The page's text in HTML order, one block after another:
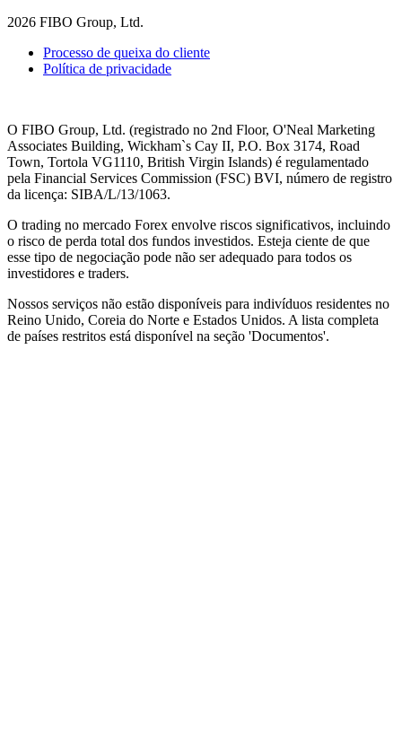
2026 FIBO Group, Ltd.
Processo de queixa do cliente
Política de privacidade
O FIBO Group, Ltd. (registrado no 2nd Floor, O'Neal Marketing
Associates Building, Wickham`s Cay II, P.O. Box 3174, Road
Town, Tortola VG1110, British Virgin Islands) é regulamentado
pela Financial Services Commission (FSC) BVI, número de registro
da licença: SIBA/L/13/1063.
O trading no mercado Forex envolve riscos significativos, incluindo
o risco de perda total dos fundos investidos. Esteja ciente de que
esse tipo de negociação pode não ser adequado para todos os
investidores e traders.
Nossos serviços não estão disponíveis para indivíduos residentes no
Reino Unido, Coreia do Norte e Estados Unidos. A lista completa
de países restritos está disponível na seção 'Documentos'.